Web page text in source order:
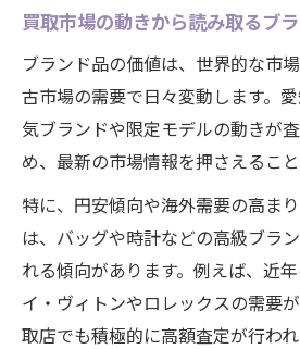
買取市場の動きから読み取るブ
ブランド品の価値は、世界的な市
古市場の需要で日々変動します。
気ブランドや限定モデルの動きが
め、最新の市場情報を押さえること
特に、円安傾向や海外需要の高ま
は、バッグや時計などの高級ブラ
れる傾向があります。例えば、近
イ・ヴィトンやロレックスの需要
取店でも積極的に高額査定が行わ